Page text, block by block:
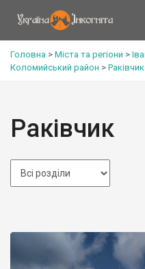
Головна > Міста та регіони >
Коломийський район > Раківчик
Раківчик